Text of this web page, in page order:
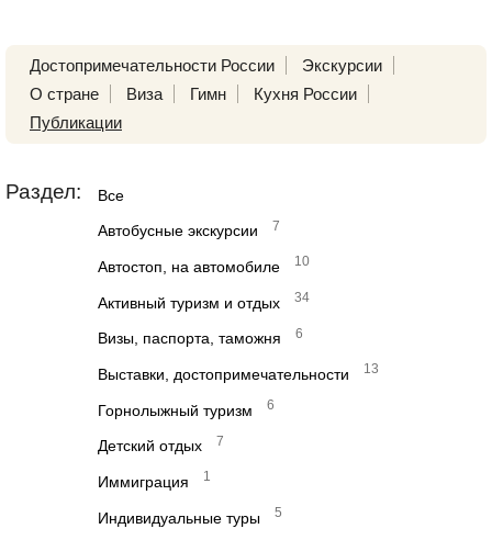
Достопримечательности России
Экскурсии
О стране
Виза Гимн
Кухня России
Публикации
Раздел: Все
Автобусные экскурсии 7
Автостоп, на автомобиле 10
Активный туризм и отдых 34
Визы, паспорта, таможня 6
Выставки, достопримечательности 13
Горнолыжный туризм 6
Детский отдых 7
Иммиграция 1
Индивидуальные туры 5